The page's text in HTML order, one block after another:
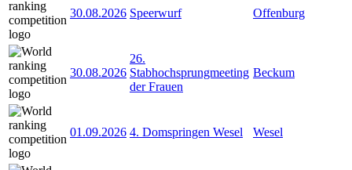
30.08.2026 Speerwurf Offenburg
30.08.2026
26.
Stabhochsprungmeeting
der Frauen
Beckum
01.09.2026 4. Domspringen Wesel Wesel